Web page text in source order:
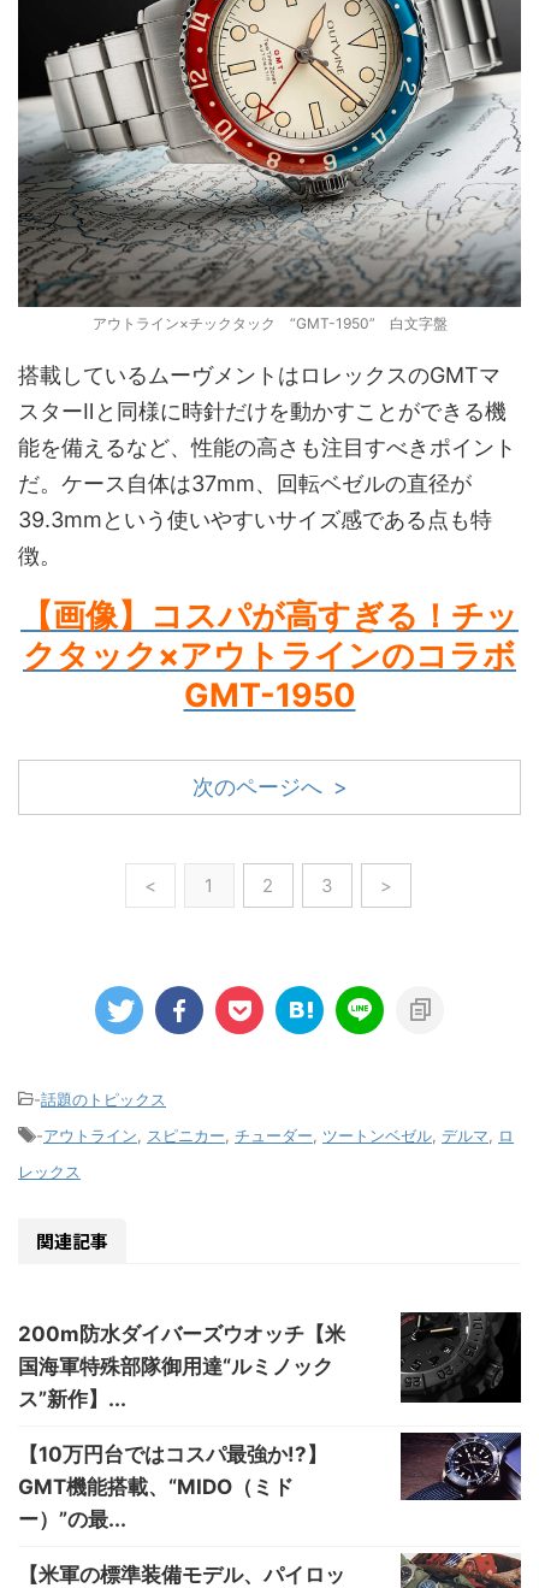
アウトライン×チックタック “GMT-1950” 白文字盤
搭載しているムーヴメントはロレックスのGMTマ
スターⅡと同様に時針だけを動かすことができる機
能を備えるなど、性能の高さも注目すべきポイント
だ。ケース自体は37mm、回転ベゼルの直径が
39.3mmという使いやすいサイズ感である点も特
徴。
【画像】コスパが高すぎる！チッ
クタック×アウトラインのコラボ
GMT-1950
次のページへ >
< 1 2 3 >
-話題のトピックス
-アウトライン スピニカー チューダー ツートンベゼル デルマ
ロ
レックス
関連記事
200m防水ダイバーズウオッチ【米
国海軍特殊部隊御用達“ルミノック
ス”新作】...
【10万円台ではコスパ最強か!?】
GMT機能搭載、“MIDO（ミド
ー）”の最...
【米軍の標準装備モデル、パイロッ